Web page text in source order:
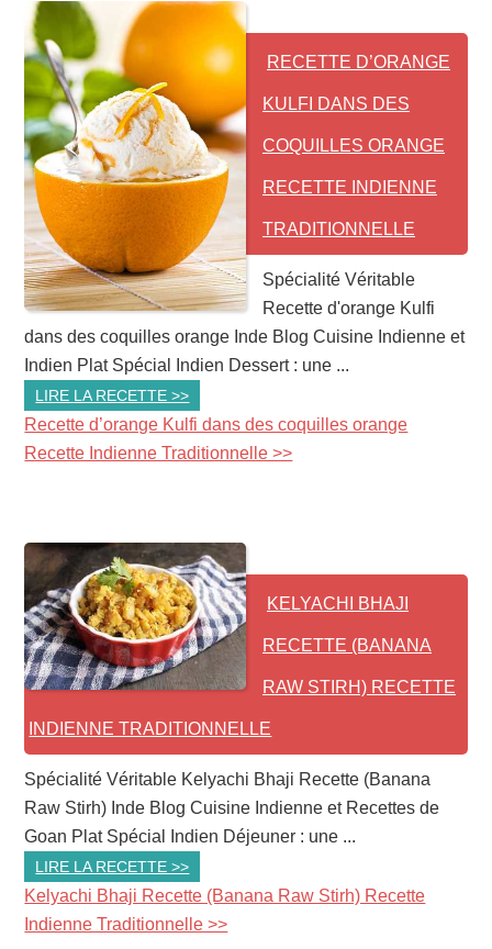
RECETTE D’ORANGE
KULFI DANS DES
COQUILLES ORANGE
RECETTE INDIENNE
TRADITIONNELLE
Spécialité Véritable
Recette d'orange Kulfi
dans des coquilles orange Inde Blog Cuisine Indienne et
Indien Plat Spécial Indien Dessert : une ...
LIRE LA RECETTE >>
Recette d’orange Kulfi dans des coquilles orange
Recette Indienne Traditionnelle >>
KELYACHI BHAJI
RECETTE (BANANA
RAW STIRH) RECETTE
INDIENNE TRADITIONNELLE
Spécialité Véritable Kelyachi Bhaji Recette (Banana
Raw Stirh) Inde Blog Cuisine Indienne et Recettes de
Goan Plat Spécial Indien Déjeuner : une ...
LIRE LA RECETTE >>
Kelyachi Bhaji Recette (Banana Raw Stirh) Recette
Indienne Traditionnelle >>